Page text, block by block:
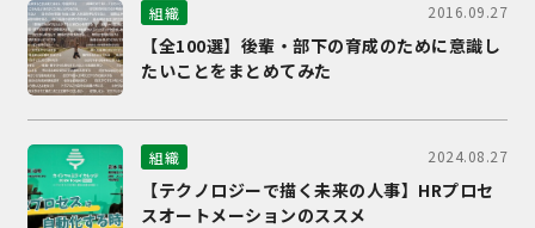
組織 2016.09.27
【全100選】後輩・部下の育成のために意識し
たいことをまとめてみた
組織 2024.08.27
【テクノロジーで描く未来の人事】HRプロセ
スオートメーションのススメ